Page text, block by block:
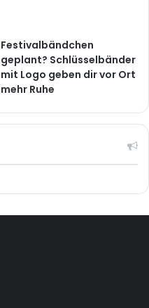
Festivalbändchen
geplant? Schlüsselbänder
mit Logo geben dir vor Ort
mehr Ruhe